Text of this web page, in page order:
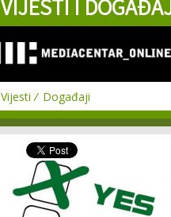
Skip to
main
VIJESTI I
Vijesti Događaji